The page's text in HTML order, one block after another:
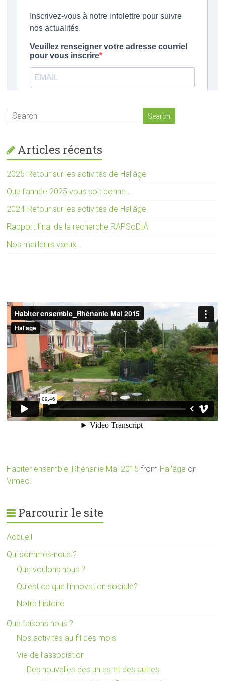
Articles récents
2025-Retour sur les activités de Hal’âge
Que l’année 2025 vous soit bonne…
2024-Retour sur les activités de Hal’âge
Rapport final de la recherche RAPSoDIÂ
Nos meilleurs vœux…
Habiter ensemble_Rhénanie Mai 2015 from Hal'âge on
Vimeo.
Parcourir le site
Accueil
Qui sommes-nous ?
Que voulons nous ?
Qu’est ce que l’innovation sociale?
Notre histoire
Que faisons nous ?
Nos activités au fil des mois
Vie de l’association
Des nouvelles des un.es et des autres